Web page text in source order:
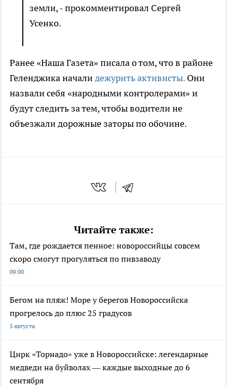
земли, - прокомментировал Сергей
Усенко.
Ранее «Наша Газета» писала о том, что в районе
Геленджика началидежурить активисты. Они
назвали себя «народными контролерами» и
будут следить за тем, чтобы водители не
объезжали дорожные заторы по обочине.
Читайте также:
Там, где рождается пенное: новороссийцы совсем
скоро смогут прогуляться по пивзаводу
09:00
Бегом на пляж! Море у берегов Новороссийска
прогрелось до плюс 25 градусов
5 августа
Цирк «Торнадо» уже в Новороссийске: легендарные
медведи на буйволах — каждые выходные до 6
сентября